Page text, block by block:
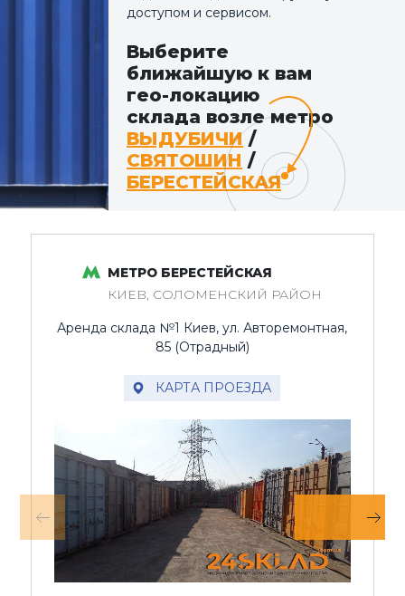
доступом и сервисом.
Выберите
ближайшую к вам
гео-локацию
склада возле метро
ВЫДУБИЧИ/
СВЯТОШИН /
БЕРЕСТЕЙСКАЯ
МЕТРО БЕРЕСТЕЙСКАЯ
КИЕВ, СОЛОМЕНСКИЙ РАЙОН
Аренда склада №1 Киев, ул. Авторемонтная,
85 (Отрадный)
КАРТА ПРОЕЗДА